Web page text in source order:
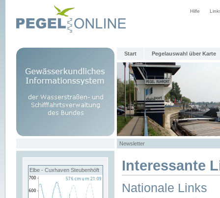
Hilfe
Start Pegelauswahl über Karte
Newsletter
Elbe - Cuxhaven Steubenhöft Interessante
Nationale Links